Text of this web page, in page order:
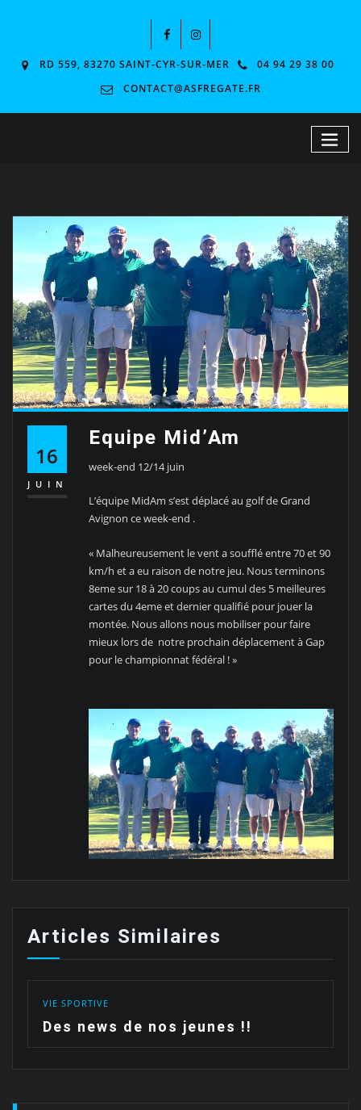
RD 559, 83270 SAINT-CYR-SUR-MER
04 94 29 38 00
CONTACT@ASFREGATE.FR
16
JUIN
Equipe Mid’Am
week-end 12/14 juin
L’équipe MidAm s’est déplacé au golf de Grand
Avignon ce week-end .
« Malheureusement le vent a soufflé entre 70 et 90
km/h et a eu raison de notre jeu. Nous terminons
8eme sur 18 à 20 coups au cumul des 5 meilleures
cartes du 4eme et dernier qualifié pour jouer la
montée. Nous allons nous mobiliser pour faire
mieux lors de notre prochain déplacement à Gap
pour le championnat fédéral ! »
Articles Similaires
VIE SPORTIVE
Des news de nos jeunes !!